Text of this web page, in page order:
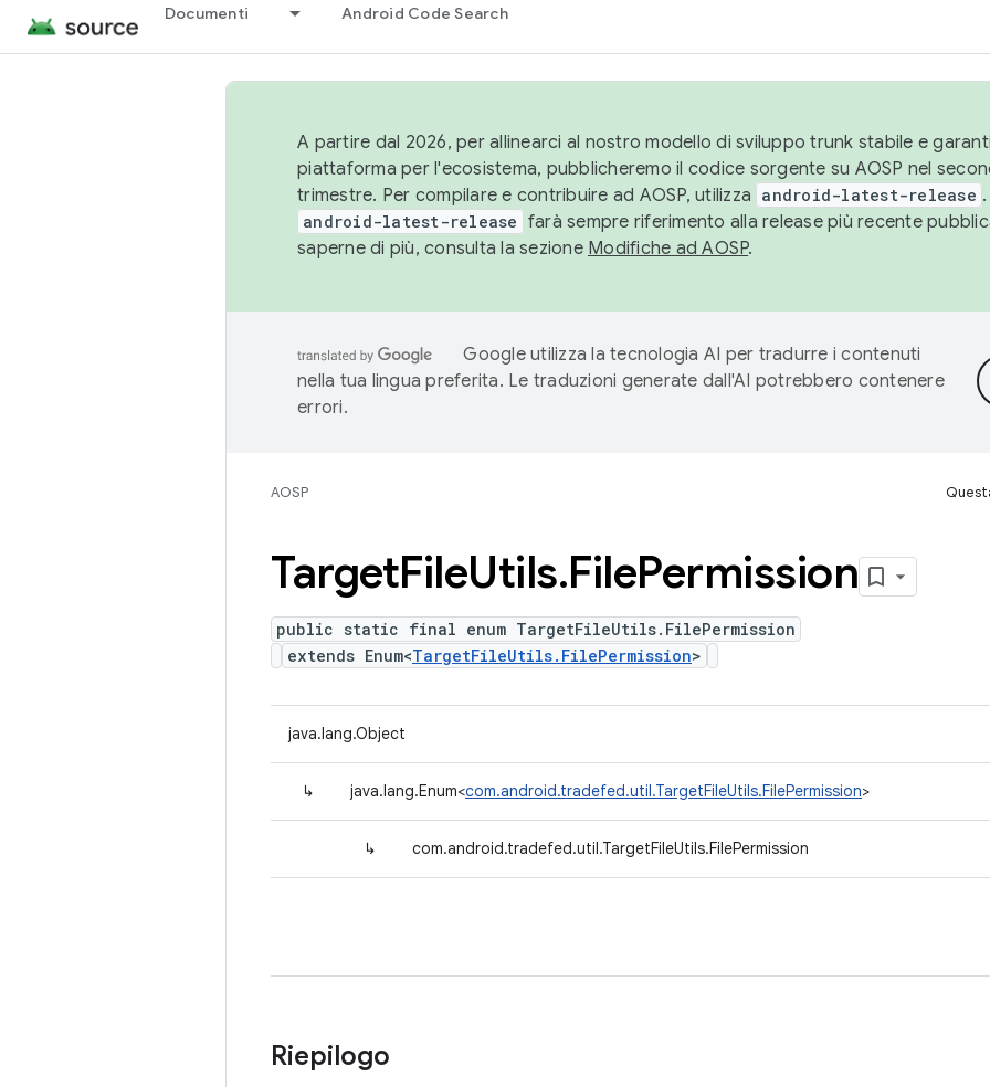
Documenti Android Code Search
A partire dal 2026, per allinearci al nostro modello di sviluppo trunk stabile e
piattaforma per l'ecosistema, pubblicheremo il codice sorgente su AOSP nel
trimestre. Per compilare e contribuire ad AOSP, utilizza android-latest-release
android-latest-release farà sempre riferimento alla release più recente
saperne di più, consulta la sezione Modifiche ad AOSP.
Google utilizza la tecnologia AI per tradurre i contenuti
nella tua lingua preferita. Le traduzioni generate dall'AI potrebbero contenere
errori.
AOSP
TargetFileUtils.FilePermission
public static final enum TargetFileUtils.FilePermission
extends Enum<TargetFileUtils.FilePermission>
java.lang.Object
↳ java.lang.Enum<com.android.tradefed.util.TargetFileUtils.FilePermission>
↳ com.android.tradefed.util.TargetFileUtils.FilePermission
Riepilogo